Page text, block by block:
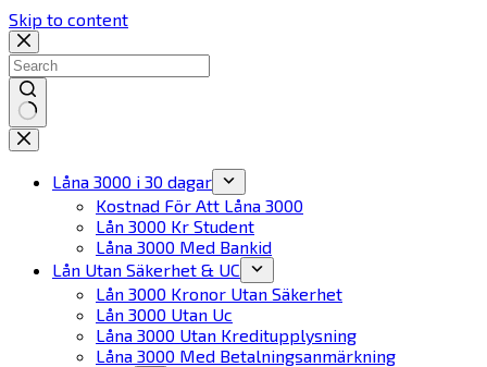
Skip to content
No
results
Låna 3000 i 30 dagar
Kostnad För Att Låna 3000
Lån 3000 Kr Student
Låna 3000 Med Bankid
Lån Utan Säkerhet & UC
Lån 3000 Kronor Utan Säkerhet
Lån 3000 Utan Uc
Låna 3000 Utan Kreditupplysning
Låna 3000 Med Betalningsanmärkning